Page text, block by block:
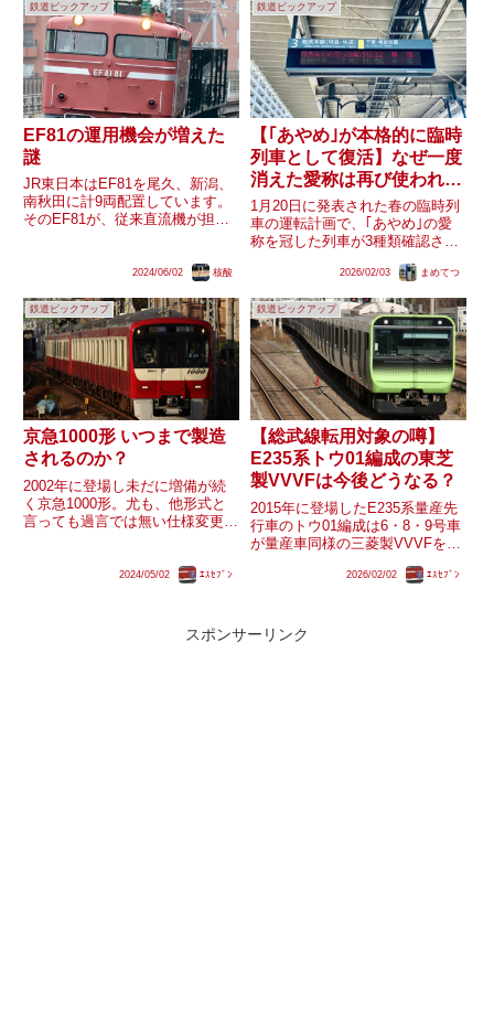
す。一方で、新幹線では2025年
現在でも導入されている路線が
あ...
もあり京成本線用の3000形や
3700形が使用されること...
鉄道ピックアップ
EF81の運用機会が増えた
謎
JR東日本はEF81を尾久、新潟、
南秋田に計9両配置しています。
そのEF81が、従来直流機が担当
うか。(数値は2024年5月現在)・
た車両の配給輸...
2024/06/02 核酸
鉄道ピックアップ
【｢あやめ｣が本格的に臨時
列車として復活】なぜ一度
消えた愛称は再び使われる
ようになったのか
1月20日に発表された春の臨時列
車の運転計画で、｢あやめ｣の愛
称を冠した列車が3種類確認され
2015年の定期運行を最後に長ら
く使用されていませんでした(｢あ
やめ祭り｣としては毎夏運行)。し
かし、昨年秋に運転された...
2026/02/03 まめてつ
鉄道ピックアップ
京急1000形 いつまで製造
されるのか？
2002年に登場し未だに増備が続
く京急1000形。尤も、他形式と
言っても過言では無い仕様変更が
で続くのでしょうか？
2024/05/02 ｴｽｾﾌﾞﾝ
鉄道ピックアップ
【総武線転用対象の噂】
E235系トウ01編成の東芝
製VVVFは今後どうなる？
2015年に登場したE235系量産先
行車のトウ01編成は6・8・9号車
が量産車同様の三菱製VVVFを搭
それとは異なる東芝製のVVVFを
いた山手線E...
2026/02/02 ｴｽｾﾌﾞﾝ
スポンサーリンク